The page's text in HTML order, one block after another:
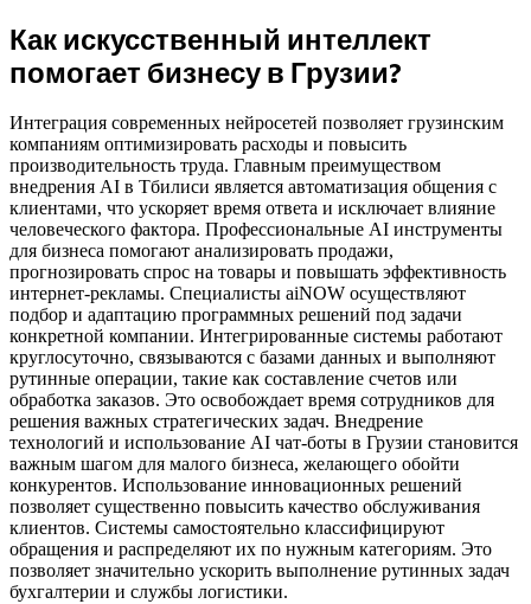
Как искусственный интеллект
помогает бизнесу в Грузии?
Интеграция современных нейросетей позволяет грузинским
компаниям оптимизировать расходы и повысить
производительность труда. Главным преимуществом
внедрения AI в Тбилиси является автоматизация общения с
клиентами, что ускоряет время ответа и исключает влияние
человеческого фактора. Профессиональные AI инструменты
для бизнеса помогают анализировать продажи,
прогнозировать спрос на товары и повышать эффективность
интернет-рекламы. Специалисты aiNOW осуществляют
подбор и адаптацию программных решений под задачи
конкретной компании. Интегрированные системы работают
круглосуточно, связываются с базами данных и выполняют
рутинные операции, такие как составление счетов или
обработка заказов. Это освобождает время сотрудников для
решения важных стратегических задач. Внедрение
технологий и использование AI чат-боты в Грузии становится
важным шагом для малого бизнеса, желающего обойти
конкурентов. Использование инновационных решений
позволяет существенно повысить качество обслуживания
клиентов. Системы самостоятельно классифицируют
обращения и распределяют их по нужным категориям. Это
позволяет значительно ускорить выполнение рутинных задач
бухгалтерии и службы логистики.